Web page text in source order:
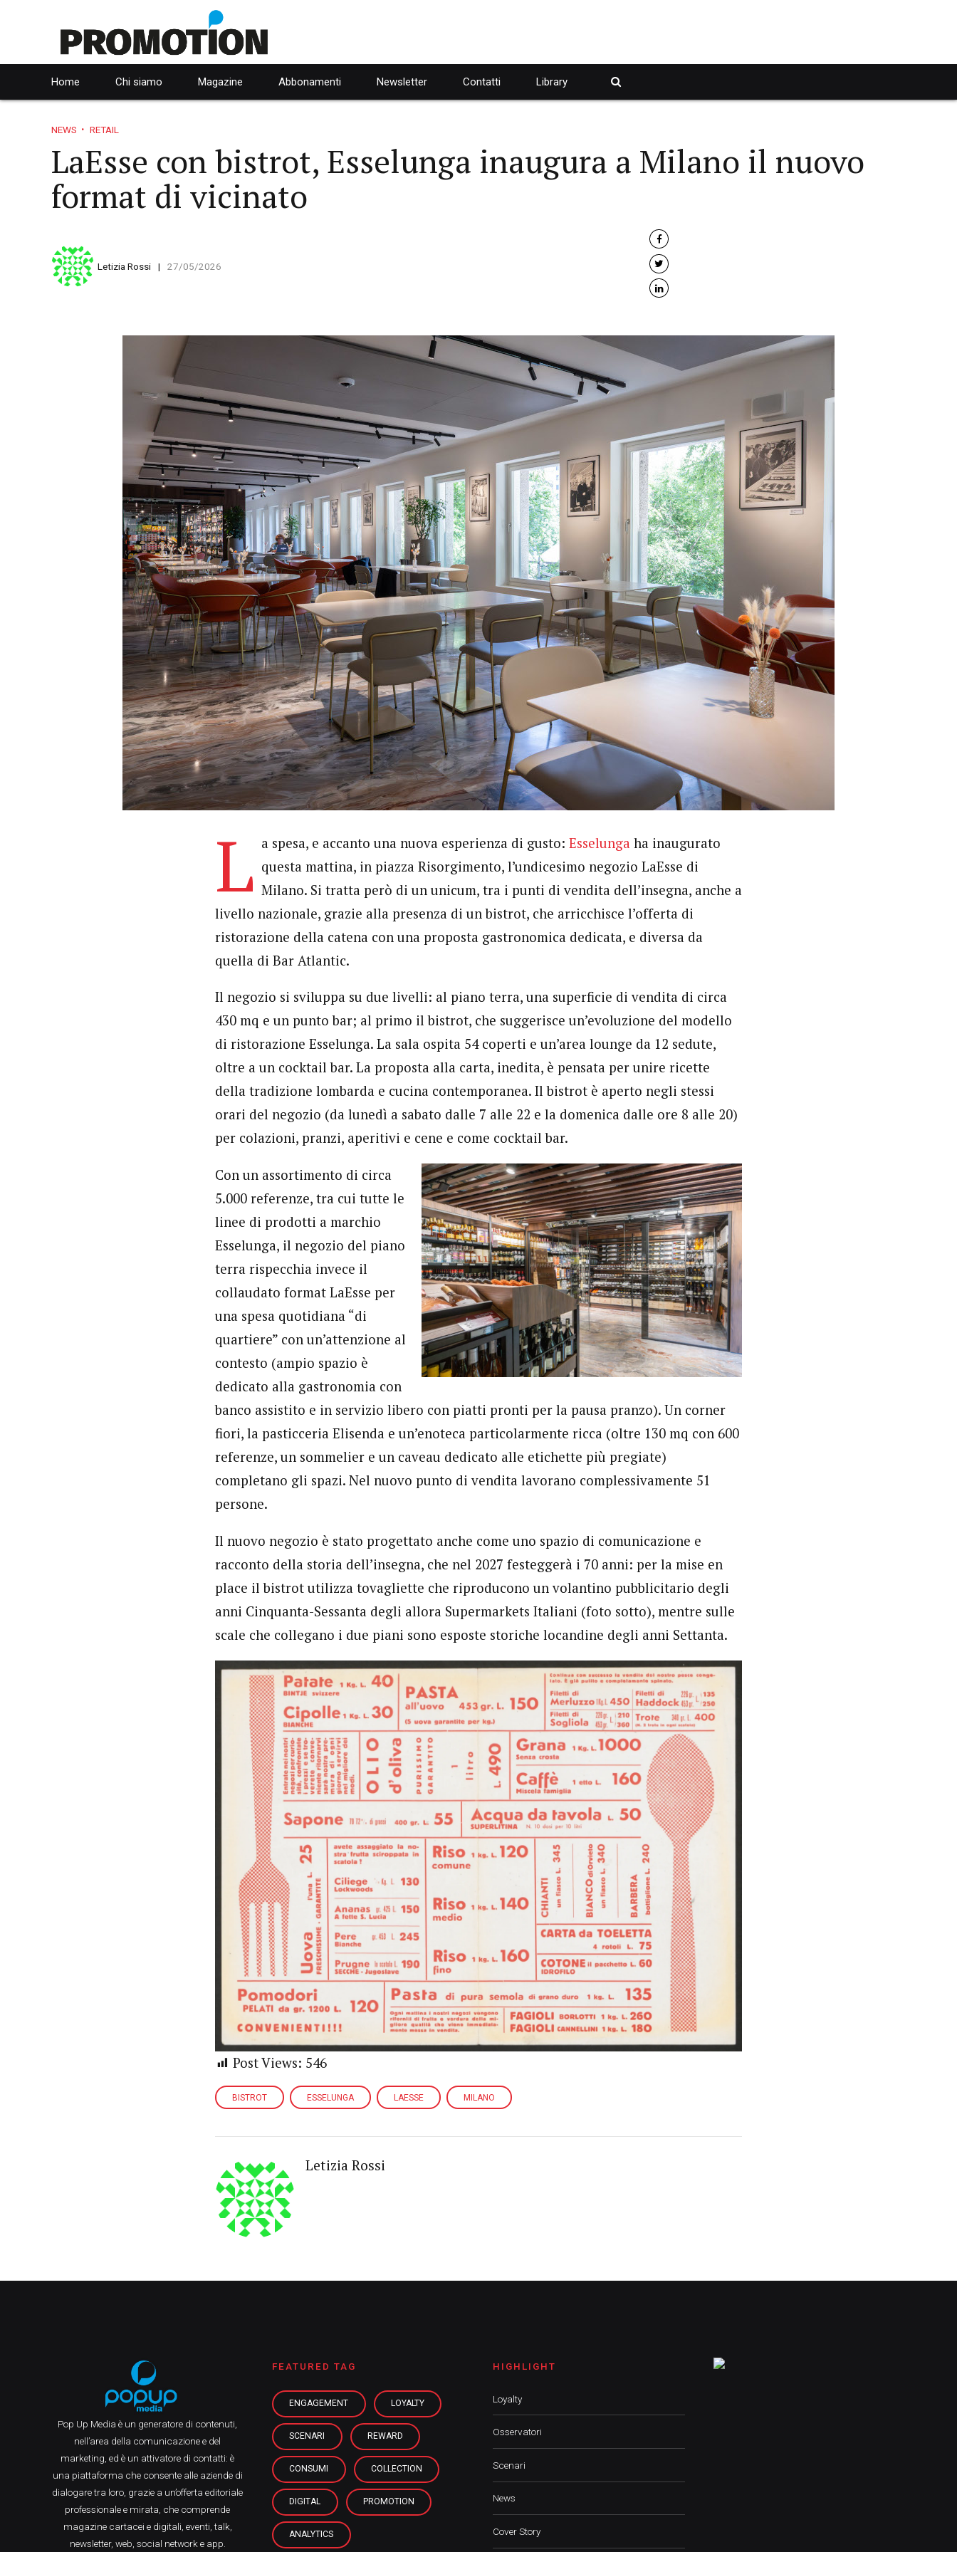
Home Chi siamo Magazine Abbonamenti Newsletter Contatti Library
NEWS RETAIL
LaEsse con bistrot, Esselunga inaugura a Milano il nuovo
format di vicinato
Letizia Rossi 27/05/2026
L a spesa, e accanto una nuova esperienza di gusto: Esselunga ha inaugurato
questa mattina, in piazza Risorgimento, l’undicesimo negozio LaEsse di
Milano. Si tratta però di un unicum, tra i punti di vendita dell’insegna, anche a
livello nazionale, grazie alla presenza di un bistrot, che arricchisce l’offerta di
ristorazione della catena con una proposta gastronomica dedicata, e diversa da
quella di Bar Atlantic.
Il negozio si sviluppa su due livelli: al piano terra, una superficie di vendita di circa
430 mq e un punto bar; al primo il bistrot, che suggerisce un’evoluzione del modello
di ristorazione Esselunga. La sala ospita 54 coperti e un’area lounge da 12 sedute,
oltre a un cocktail bar. La proposta alla carta, inedita, è pensata per unire ricette
della tradizione lombarda e cucina contemporanea. Il bistrot è aperto negli stessi
orari del negozio (da lunedì a sabato dalle 7 alle 22 e la domenica dalle ore 8 alle 20)
per colazioni, pranzi, aperitivi e cene e come cocktail bar.
Con un assortimento di circa
5.000 referenze, tra cui tutte le
linee di prodotti a marchio
Esselunga, il negozio del piano
terra rispecchia invece il
collaudato format LaEsse per
una spesa quotidiana “di
quartiere” con un’attenzione al
contesto (ampio spazio è
dedicato alla gastronomia con
banco assistito e in servizio libero con piatti pronti per la pausa pranzo). Un corner
fiori, la pasticceria Elisenda e un’enoteca particolarmente ricca (oltre 130 mq con 600
referenze, un sommelier e un caveau dedicato alle etichette più pregiate)
completano gli spazi. Nel nuovo punto di vendita lavorano complessivamente 51
persone.
Il nuovo negozio è stato progettato anche come uno spazio di comunicazione e
racconto della storia dell’insegna, che nel 2027 festeggerà i 70 anni: per la mise en
place il bistrot utilizza tovagliette che riproducono un volantino pubblicitario degli
anni Cinquanta-Sessanta degli allora Supermarkets Italiani (foto sotto), mentre sulle
scale che collegano i due piani sono esposte storiche locandine degli anni Settanta.
Post Views: 546
BISTROT ESSELUNGA LAESSE MILANO
Letizia Rossi
Pop Up Media è un generatore di contenuti,
nell’area della comunicazione e del
marketing, ed è un attivatore di contatti: è
una piattaforma che consente alle aziende di
dialogare tra loro, grazie a un’offerta editoriale
professionale e mirata, che comprende
magazine cartacei e digitali, eventi, talk,
newsletter, web, social network e app.
FEATURED TAG
ENGAGEMENT LOYALTY
SCENARI REWARD
CONSUMI COLLECTION
DIGITAL PROMOTION
ANALYTICS
HIGHLIGHT
Loyalty
Osservatori
Scenari
News
Cover Story